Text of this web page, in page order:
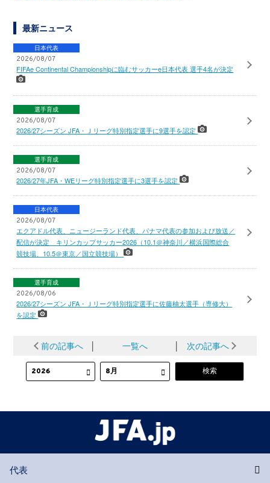
最新ニュース
日本代表
2026/08/07
FIFAe Continental Championshipに臨むサッカーe日本代表 選手4名が決定
選手育成
2026/08/07
2026/27シーズン JFA・Ｊリーグ特別指定選手に9選手を認定
選手育成
2026/08/07
2026/27年JFA・WEリーグ特別指定選手に3選手を認定
日本代表
2026/08/07
エクアドル代表、ニュージーランド代表、パナマ代表の参加および放送／
配信が決定 キリンカップサッカー2026（10.1＠神奈川／横浜国際総合
競技場、10.5＠東京／国立競技場）
選手育成
2026/08/06
2026/27シーズン JFA・Ｊリーグ特別指定選手に佐藤柚太選手（専修大）
を認定
前の記事へ │ 一覧へ │ 次の記事へ
代表